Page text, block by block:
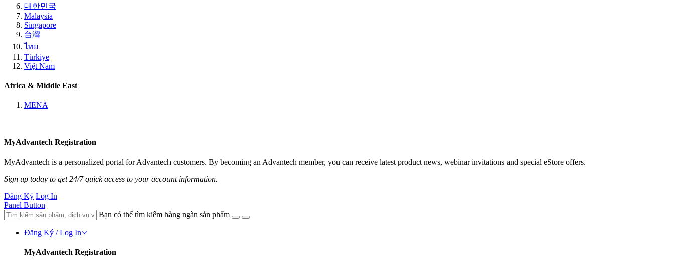
대한민국
Malaysia
Singapore
台灣
ไทย
Türkiye
Việt Nam
Africa & Middle East
MENA
MyAdvantech Registration
MyAdvantech is a personalized portal for Advantech customers. By becoming an Advantech member, you can receive latest product news, webinar invitations and special eStore offers.
Sign up today to get 24/7 quick access to your account information.
Đăng Ký Log In
Panel Button
Bạn có thể tìm kiếm hàng ngàn sản phẩm
Đăng Ký / Log In
MyAdvantech Registration